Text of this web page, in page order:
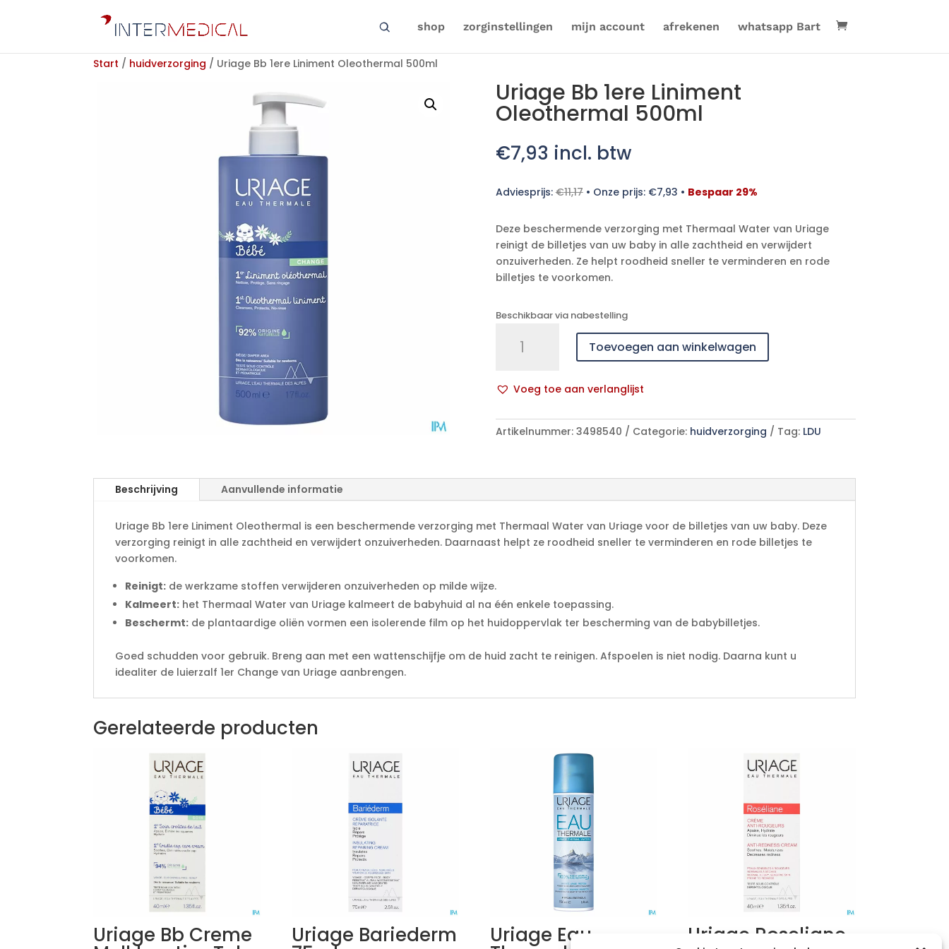
shop zorginstellingen mijn account afrekenen whatsapp Bart
Start / huidverzorging / Uriage Bb 1ere Liniment Oleothermal 500ml
Uriage Bb 1ere Liniment
Oleothermal 500ml
€7,93 incl. btw
Adviesprijs:€11,17• Onze prijs: €7,93 • Bespaar 29%
Deze beschermende verzorging met Thermaal Water van Uriage
reinigt de billetjes van uw baby in alle zachtheid en verwijdert
onzuiverheden. Ze helpt roodheid sneller te verminderen en rode
billetjes te voorkomen.
Beschikbaar via nabestelling
Oleothermal
aantal
Toevoegen aan winkelwagen
Voeg toe aan verlanglijst
l
t
a
Artikelnummer: 3498540 Categorie: huidverzorging Tag: LDU
Beschrijving Aanvullende informatie
Uriage Bb 1ere Liniment Oleothermal is een beschermende verzorging met Thermaal Water van Uriage voor de billetjes van uw baby. Deze
verzorging reinigt in alle zachtheid en verwijdert onzuiverheden. Daarnaast helpt ze roodheid sneller te verminderen en rode billetjes te
voorkomen.
Reinigt: de werkzame stoffen verwijderen onzuiverheden op milde wijze.
Kalmeert: het Thermaal Water van Uriage kalmeert de babyhuid al na één enkele toepassing.
Beschermt: de plantaardige oliën vormen een isolerende film op het huidoppervlak ter bescherming van de babybilletjes.
Goed schudden voor gebruik. Breng aan met een wattenschijfje om de huid zacht te reinigen. Afspoelen is niet nodig. Daarna kunt u
idealiter de luierzalf 1er Change van Uriage aanbrengen.
Gerelateerde producten
Uriage Bb Creme Uriage Bariederm Uriage Eau Uriage Roseliane